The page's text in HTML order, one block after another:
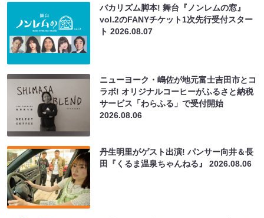
バカリズム脚本! 舞台『ノンレムの窓』
vol.2のFANYチケット1次先行受付スター
ト2026.08.07
ニューヨーク・嶋佐が地元富士吉田市とコ
ラボ! オリジナルコーヒーがふるさと納税
サービス「わらふる」で受付開始
2026.08.06
丹生明里がゲスト出演! パンサー向井＆長
田『くるま温泉ちゃんねる』2026.08.06